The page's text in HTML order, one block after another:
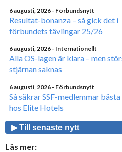
6 augusti, 2026 - Förbundsnytt
Resultat-bonanza – så gick det i
förbundets tävlingar 25/26
6 augusti, 2026 - Internationellt
Alla OS-lagen är klara – men
stjärnan saknas
6 augusti, 2026 - Förbundsnytt
Så säkrar SSF-medlemmar
hos Elite Hotels
▶ Till senaste nytt
Läs mer: